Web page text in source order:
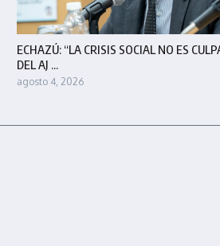
ECHAZÚ: “LA CRISIS SOCIAL NO ES
DEL AJ ...
agosto 4, 2026